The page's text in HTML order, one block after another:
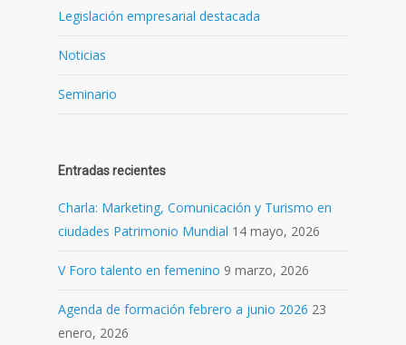
Legislación empresarial destacada
Noticias
Seminario
Entradas recientes
Charla: Marketing, Comunicación y Turismo en
ciudades Patrimonio Mundial 14 mayo, 2026
V Foro talento en femenino 9 marzo, 2026
Agenda de formación febrero a junio 2026 23
enero, 2026